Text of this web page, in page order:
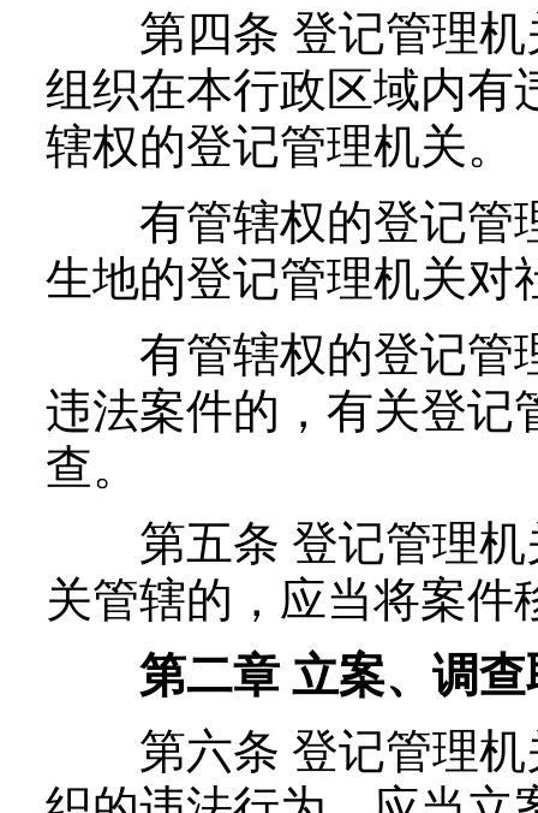
第四条 登记管理机
组织在本行政区域内有
辖权的登记管理机关。
有管辖权的登记管
生地的登记管理机关对
有管辖权的登记管
违法案件的，有关登记
查。
第五条 登记管理机
关管辖的，应当将案件
第二章 立案、调查
第六条 登记管理机